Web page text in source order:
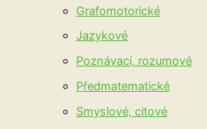
Grafomotorické
Jazykové
Poznávací, rozumové
Předmatematické
Smyslové, citové